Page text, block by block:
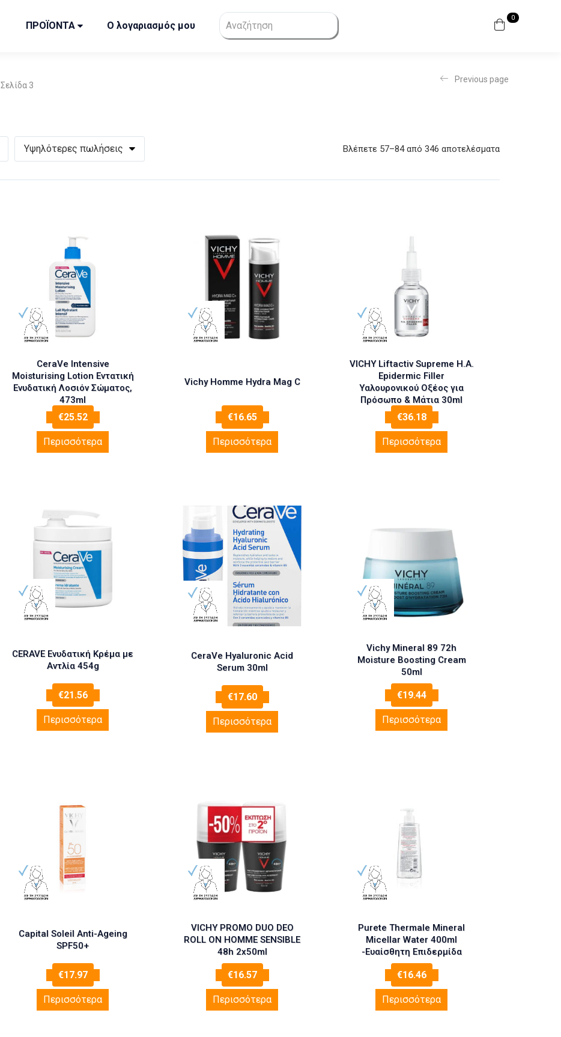
ΠΡΟΪΟΝΤΑ Ο λογαριασμός μου
0
Σελίδα 3
Previous page
Βλέπετε 57–84 από 346 αποτελέσματα
Υψηλότερες πωλήσεις
CeraVe Intensive
Moisturising Lotion Εντατική
Ενυδατική Λοσιόν Σώματος,
473ml
€25.52
Περισσότερα
Vichy Homme Hydra Mag C
€16.65
Περισσότερα
VICHY Liftactiv Supreme H.A.
Epidermic Filler
Υαλουρονικού Οξέος για
Πρόσωπο & Μάτια 30ml
€36.18
Περισσότερα
CERAVE Ενυδατική Κρέμα με
Αντλία 454g
€21.56
Περισσότερα
CeraVe Hyaluronic Acid
Serum 30ml
€17.60
Περισσότερα
Vichy Mineral 89 72h
Moisture Boosting Cream
50ml
€19.44
Περισσότερα
Capital Soleil Anti-Ageing
SPF50+
€17.97
Περισσότερα
VICHY PROMO DUO DEO
ROLL ON HOMME SENSIBLE
48h 2x50ml
€16.57
Περισσότερα
Purete Thermale Mineral
Micellar Water 400ml
-Ευαίσθητη Επιδερμίδα
€16.46
Περισσότερα